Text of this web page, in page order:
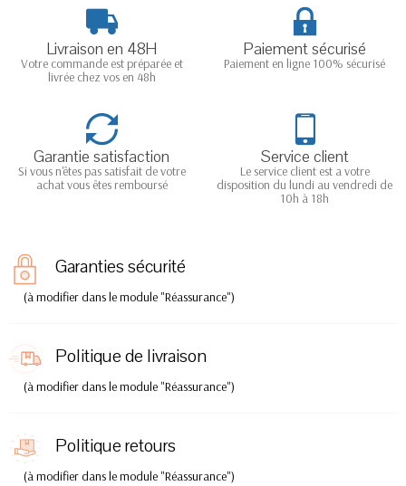
Livraison en 48H
Votre commande est préparée et
livrée chez vos en 48h
Paiement sécurisé
Paiement en ligne 100% sécurisé
Garantie satisfaction
Si vous n'êtes pas satisfait de votre
achat vous êtes remboursé
Service client
Le service client est a votre
disposition du lundi au vendredi de
10h à 18h
Garanties sécurité
(à modifier dans le module "Réassurance")
Politique de livraison
(à modifier dans le module "Réassurance")
Politique retours
(à modifier dans le module "Réassurance")